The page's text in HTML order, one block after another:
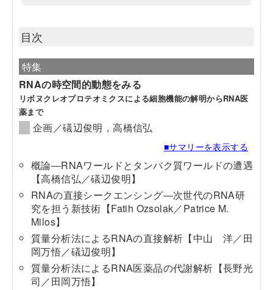
目次
特集
RNAの時空間的動態をみる
リボヌクレオプロテオミクスによる細胞機能の解明からRNA医
薬まで
企画／礒辺俊明，高橋信弘
■サマリーを表示する
概論―RNAワールドとタンパク質ワールドの遭遇
【高橋信弘／礒辺俊明】
RNAの直接シークエンシング―次世代のRNA研
究を担う新技術【Fatih Ozsolak／Patrice M.
Milos】
質量分析法によるRNAの直接解析【中山 洋／田
岡万悟／礒辺俊明】
質量分析法によるRNA医薬品の代謝解析【長野光
司／田岡万悟】